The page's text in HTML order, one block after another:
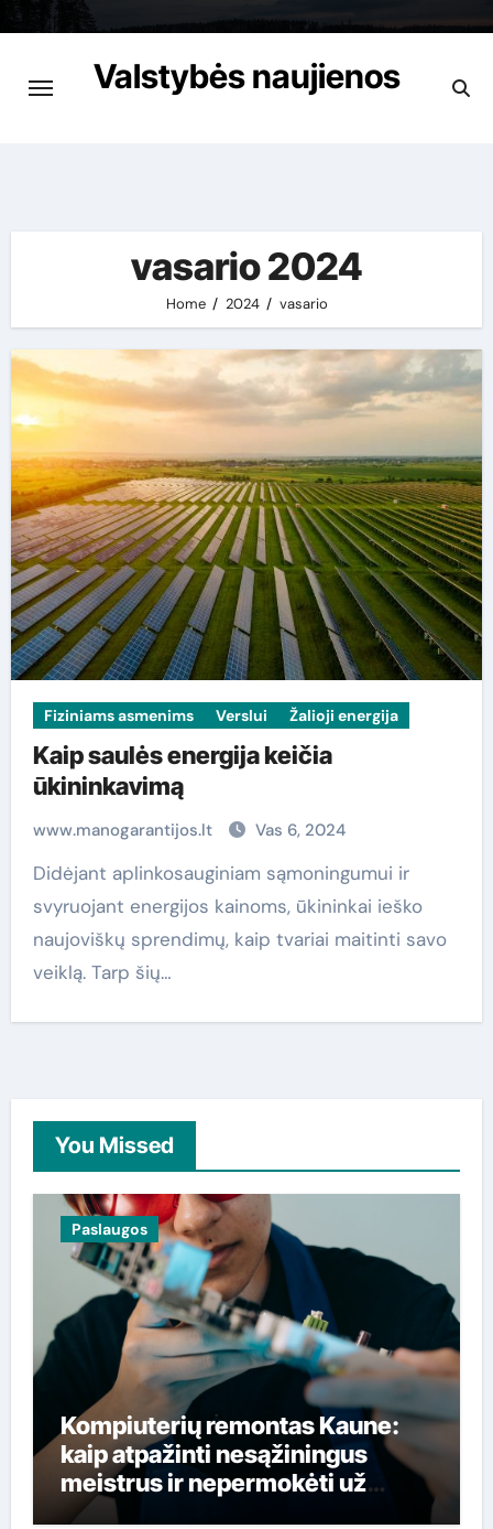
content
Valstybės naujienos
vasario 2024
Home 2024 vasario
Fiziniams asmenims Verslui Žalioji energija
Kaip saulės energija keičia
ūkininkavimą
www.manogarantijos.lt Vas 6, 2024
Didėjant aplinkosauginiam sąmoningumui ir
svyruojant energijos kainoms, ūkininkai ieško
naujoviškų sprendimų, kaip tvariai maitinti savo
veiklą. Tarp šių…
You Missed
Paslaugos
Kompiuterių remontas Kaune:
kaip atpažinti nesąžiningus
meistrus ir nepermokėti už
paslaugas